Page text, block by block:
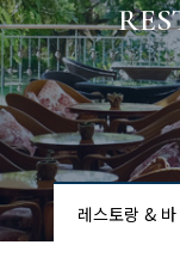
레스토랑 & 바